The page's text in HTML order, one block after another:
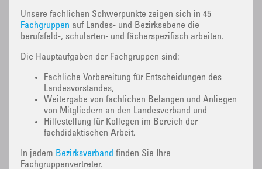
Unsere fachlichen Schwerpunkte zeigen sich in 45
Fachgruppen auf Landes- und Bezirksebene die
berufsfeld-, schularten- und fächerspezifisch arbeiten.
Die Hauptaufgaben der Fachgruppen sind:
Fachliche Vorbereitung für Entscheidungen des
Landesvorstandes,
Weitergabe von fachlichen Belangen und Anliegen
von Mitgliedern an den Landesverband und
Hilfestellung für Kollegen im Bereich der
fachdidaktischen Arbeit.
In jedem Bezirksverband finden Sie Ihre
Fachgruppenvertreter.